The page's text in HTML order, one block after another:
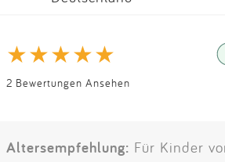
2 Bewertungen Ansehen
Altersempfehlung: Für Kinder